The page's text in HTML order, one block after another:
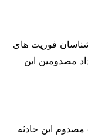
فوریت های
مصدومین این
رئیس مرکز حوادث دانشگاه ادامه داد: هر ۵ مصدوم این حادثه